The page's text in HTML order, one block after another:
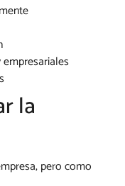
la
pero como